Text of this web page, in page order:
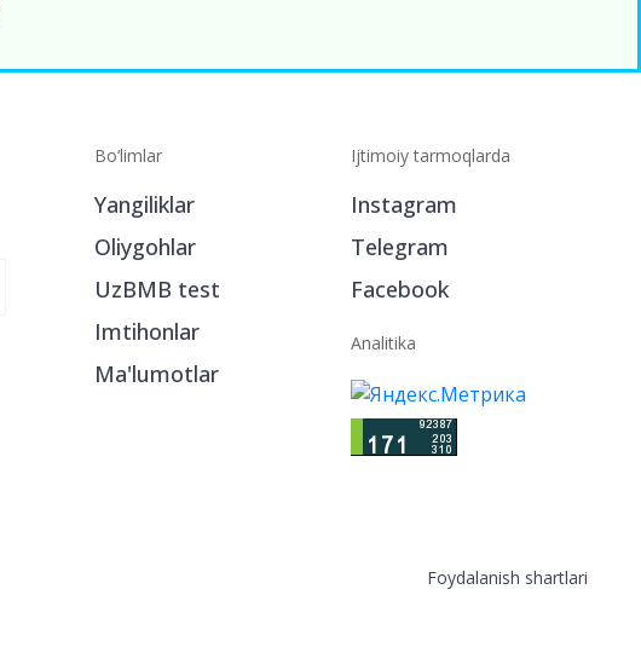
Bo‘limlar
Yangiliklar
Oliygohlar
UzBMB test
Imtihonlar
Ma'lumotlar
Ijtimoiy tarmoqlarda
Instagram
Telegram
Facebook
Analitika
Foydalanish shartlari